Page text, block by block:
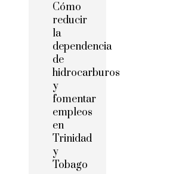
Cómo
reducir
la
dependencia
de
hidrocarburos
y
fomentar
empleos
en
Trinidad
y
Tobago